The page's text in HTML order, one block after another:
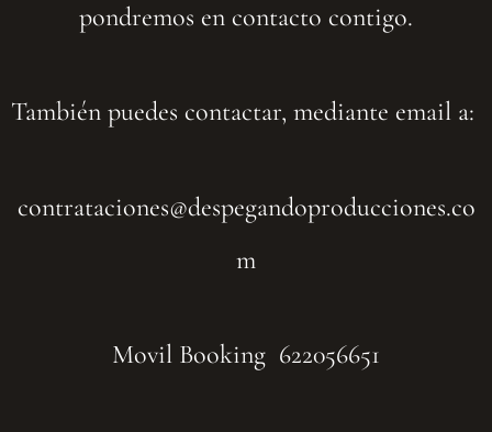
pondremos en contacto contigo.
También puedes contactar, mediante email a:
contrataciones@despegandoproducciones.co
m
Movil Booking 622056651